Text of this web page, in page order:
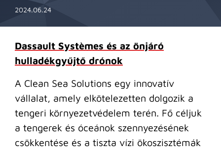
2024.06.24
Dassault Systèmes és az önjáró
hulladékgyűjtő drónok
A Clean Sea Solutions egy innovatív
vállalat, amely elkötelezetten dolgozik a
tengeri környezetvédelem terén. Fő céljuk
a tengerek és óceánok szennyezésének
csökkentése és a tiszta vízi ökoszisztémák